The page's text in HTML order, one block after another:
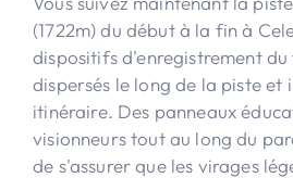
(1722m) du début à la fin à
dispositifs d'enregistrement du
dispersés le long de la piste et
itinéraire. Des panneaux
visionneurs tout au long du
de s'assurer que les virages